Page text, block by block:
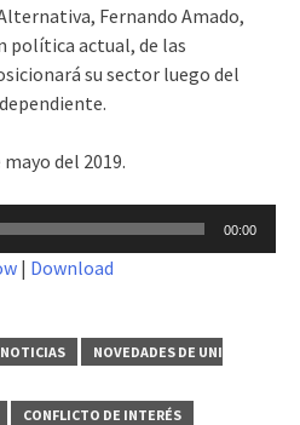
Fernando Amado,
política actual, de las
su sector luego del
del 2019.
00:00
| Download
NOTICIAS
NOVEDADES DE UNI
CONFLICTO DE INTERÉS